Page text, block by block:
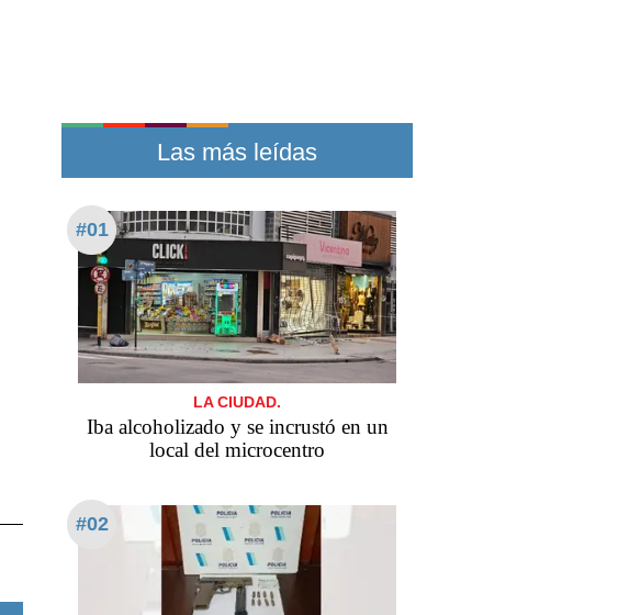
Las más leídas
#01
LA CIUDAD.
Iba alcoholizado y se incrustó en un
local del microcentro
#02